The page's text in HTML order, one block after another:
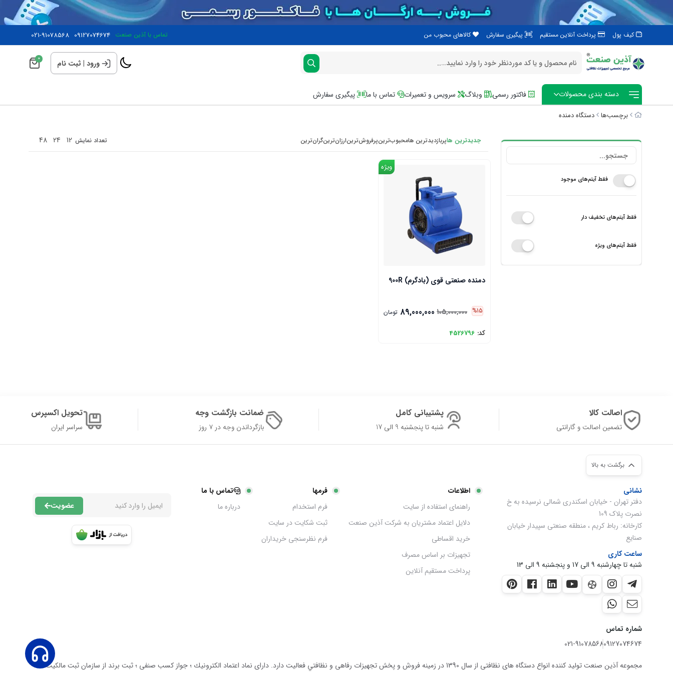
کیف پول پرداخت آنلاین مستقیم پیگیری سفارش کالاهای محبوب من تماس با آذین صنعت 09127074674
021-91078568
ورود | ثبت نام 0
دسته بندی محصولات فاکتور رسمی وبلاگ سرویس و تعمیرات تماس با ما پیگیری سفارش
برچسب‌ها دستگاه دمنده
فقط آیتم‌های موجود
فقط آیتم‌های تخفیف دار
فقط آیتم‌های ویژه
جدیدترین هاپربازدیدترین هامحبوب‌‌ترینپرفروش‌ترینارزان‌ترینگران‌ترین تعداد نمایش 12
24
48
ویژه
دمنده صنعتی قوی (بادگرم) 900R
%15
105,000,000
89,000,000 تومان
کد: 4526796
اصالت کالا
تضمین اصالت و گارانتی
پشتیبانی کامل
شنبه تا پنجشنبه 9 الی 17
ضمانت بازگشت وجه
بازگرداندن وجه در ۷ روز
تحویل اکسپرس
سراسر ایران
برگشت به بالا
نشانی
دفتر تهران - خیابان اسکندری شمالی نرسیده به خ
نصرت پلاک 109
کارخانه: رباط کریم ، منطقه صنعتی سپیدار خیابان
صنایع
ساعت کاری
شنبه تا چهارشنبه 9 الی 17 و پنجشنبه 9 الی 13
شماره تماس
09127074674
021-91078568
اطلاعات
راهنمای استفاده از سایت
دلایل اعتماد مشتریان به شرکت آذین صنعت
خرید اقساطی
تجهیزات بر اساس مصرف
پرداخت مستقیم آنلاین
فرمها
فرم استخدام
ثبت شکایت در سایت
فرم نظرسنجی خریداران
تماس با ما
درباره ما
عضویت
مجموعه آذين صنعت توليد كننده انواع دستگاه هاى نظافتى از سال 1390 در زمينه فروش و پخش تجهيزات رفاهى و نظافتي فعاليت دارد. داراى نماد اعتماد الكترونيك ؛ جواز كسب صنفى ؛ ثبت برند از سازمان ثبت مالكيت